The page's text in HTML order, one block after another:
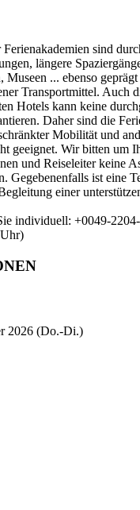
sind
längere
Museen ... ebenso
Transportmittel. Auch
Hotels kann keine
Daher sind die
Mobilität und
geeignet. Wir bitten um
und Reiseleiter keine
Gegebenenfalls ist eine
einer
individuell: +0049-
2026 (Do.-Di.)